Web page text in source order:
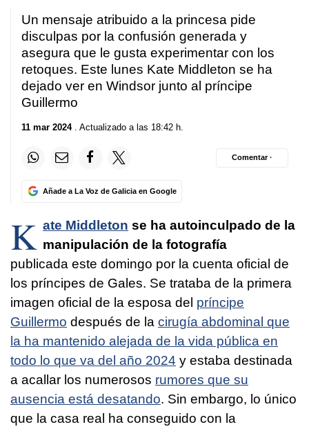
Un mensaje atribuido a la princesa pide
disculpas por la confusión generada y
asegura que le gusta experimentar con los
retoques. Este lunes Kate Middleton se ha
dejado ver en Windsor junto al príncipe
Guillermo
11 mar 2024. Actualizado a las 18:42 h.
Añade a La Voz de Galicia en Google
Comentar ·
K ate Middleton se ha autoinculpado de la
manipulación de la fotografía
publicada este domingo por la cuenta oficial de
los príncipes de Gales. Se trataba de la primera
imagen oficial de la esposa del príncipe
Guillermo después de la cirugía abdominal que
la ha mantenido alejada de la vida pública en
todo lo que va del año 2024 y estaba destinada
a acallar los numerosos rumores que su
ausencia está desatando. Sin embargo, lo único
que la casa real ha conseguido con la